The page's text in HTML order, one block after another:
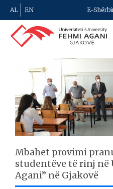
AL EN E-
Mbahet provimi
studentëve të rinj
Agani” në Gjakovë